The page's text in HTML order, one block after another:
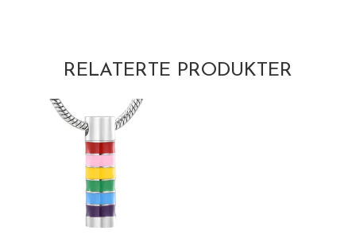
RELATERTE PRODUKTER